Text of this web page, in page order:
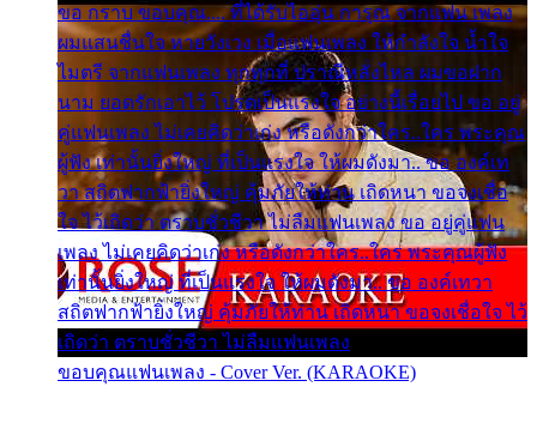
ขอ กราบ ขอบคุณ.... ที่ได้รับไออุ่น การุณ จากแฟน เพลง
ผมแสนชื่นใจ หายวังเวง เมื่อแฟนเพลง ให้กำลังใจ น้ำใจ
ไมตรี จากแฟนเพลง ทุกทุกที่ ปราณีหลั่งไหล ผมขอฝาก
นาม ยอดรักเอาไว้ โปรดเป็นแรงใจ อย่างนี้เรื่อยไป ขอ อยู่
คู่แฟนเพลง ไม่เคยคิดว่าเก่ง หรือดังกว่าใคร..ใคร พระคุณ
ผู้ฟัง เท่านั้นยิ่งใหญ่ ที่เป็นแรงใจ ให้ผมดังมา.. ขอ องค์เท
วา สถิตฟากฟ้ายิ่งใหญ่ คุ้มภัยให้ท่าน เถิดหนา ขอจงเชื่อ
ใจ ไว้เถิดว่า ตราบชั่วชีวา ไม่ลืมแฟนเพลง ขอ อยู่คู่แฟน
เพลง ไม่เคยคิดว่าเก่ง หรือดังกว่าใคร..ใคร พระคุณผู้ฟัง
เท่านั้นยิ่งใหญ่ ที่เป็นแรงใจ ให้ผมดังมา.. ขอ องค์เทวา
สถิตฟากฟ้ายิ่งใหญ่ คุ้มภัยให้ท่าน เถิดหนา ขอจงเชื่อใจ ไว้
เถิดว่า ตราบชั่วชีวา ไม่ลืมแฟนเพลง
ขอบคุณแฟนเพลง - Cover Ver. (KARAOKE)